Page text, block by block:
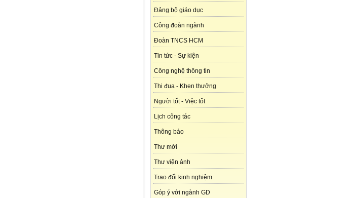
Đảng bộ giáo dục
Công đoàn ngành
Đoàn TNCS HCM
Tin tức - Sự kiện
Công nghệ thông tin
Thi đua - Khen thưởng
Người tốt - Việc tốt
Lịch công tác
Thông báo
Thư mời
Thư viện ảnh
Trao đổi kinh nghiệm
Góp ý với ngành GD